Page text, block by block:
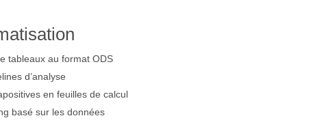
tableaux au format ODS
d’analyse
en feuilles de calcul
basé sur les données